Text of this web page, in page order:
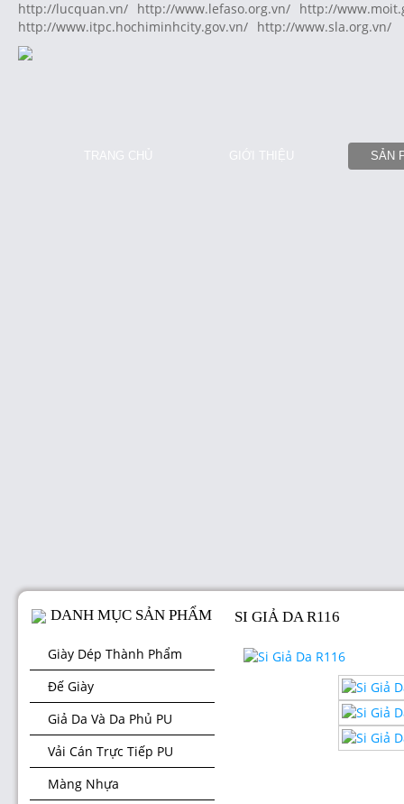
http://lucquan.vn/ http://www.lefaso.org.vn/ http://
http://www.itpc.hochiminhcity.gov.vn/ http://www.sla.org.vn/
TRANG CHỦ GIỚI THIỆU SẢN
DANH MỤC SẢN PHẨM
Giày Dép Thành Phẩm
Đế Giày
Giả Da Và Da Phủ PU
Vải Cán Trực Tiếp PU
Màng Nhựa
SI GIẢ DA R116